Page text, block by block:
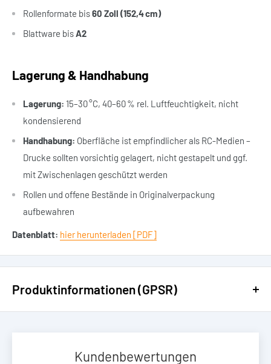
Rollenformate bis60 Zoll (152,4 cm)
Blattware bisA2
Lagerung & Handhabung
Lagerung: 15–30 °C, 40–60 % rel. Luftfeuchtigkeit, nicht
kondensierend
Handhabung: Oberfläche ist empfindlicher als RC-Medien –
Drucke sollten vorsichtig gelagert, nicht gestapelt und ggf.
mit Zwischenlagen geschützt werden
Rollen und offene Bestände in Originalverpackung
aufbewahren
Datenblatt: hier herunterladen [PDF]
Produktinformationen (GPSR)
Buchholzstraße 79Kundenbewertungen